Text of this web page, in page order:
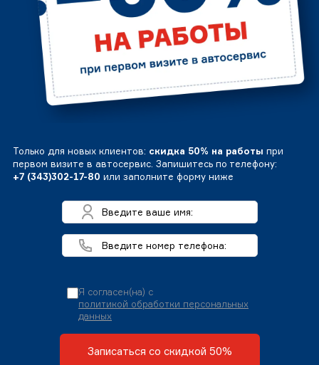
Только для новых клиентов: скидка 50% на работы при
первом визите в автосервис. Запишитесь по телефону:
+7 (343)302-17-80 или заполните форму ниже
Я согласен(на) с
политикой обработки персональных
данных
Записаться со скидкой 50%